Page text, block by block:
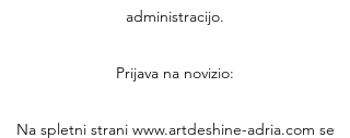
administracijo.
Prijava na novizio:
Na spletni strani www.artdeshine-adria.com se